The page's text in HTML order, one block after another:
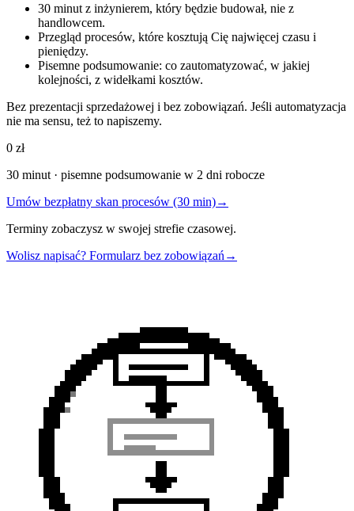
30 minut z inżynierem, który będzie budował, nie z
handlowcem.
Przegląd procesów, które kosztują Cię najwięcej czasu i
pieniędzy.
Pisemne podsumowanie: co zautomatyzować, w jakiej
kolejności, z widełkami kosztów.
Bez prezentacji sprzedażowej i bez zobowiązań. Jeśli automatyzacja
nie ma sensu, też to napiszemy.
0 zł
30 minut · pisemne podsumowanie w 2 dni robocze
Umów bezpłatny skan procesów (30 min)→
Terminy zobaczysz w swojej strefie czasowej.
Wolisz napisać? Formularz bez zobowiązań →